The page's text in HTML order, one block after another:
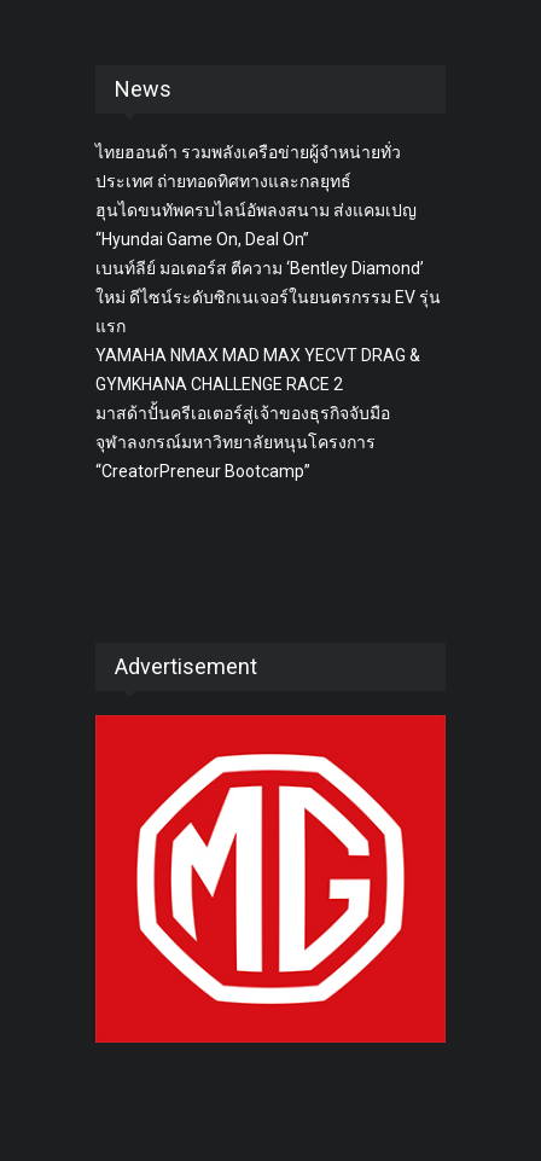
News
ไทยฮอนด้า รวมพลังเครือข่ายผู้จำหน่ายทั่ว
ประเทศ ถ่ายทอดทิศทางและกลยุทธ์
ฮุนไดขนทัพครบไลน์อัพลงสนาม ส่งแคมเปญ
“Hyundai Game On, Deal On”
เบนท์ลีย์ มอเตอร์ส ตีความ ‘Bentley Diamond’
ใหม่ ดีไซน์ระดับซิกเนเจอร์ในยนตรกรรม EV รุ่น
แรก
YAMAHA NMAX MAD MAX YECVT DRAG &
GYMKHANA CHALLENGE RACE 2
มาสด้าปั้นครีเอเตอร์สู่เจ้าของธุรกิจจับมือ
จุฬาลงกรณ์มหาวิทยาลัยหนุนโครงการ
“CreatorPreneur Bootcamp”
Advertisement